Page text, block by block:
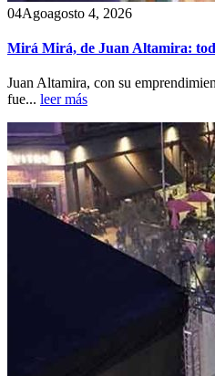
04Agoagosto 4, 2026
Mirá Mirá, de Juan Altamira:
Juan Altamira, con su
fue... leer más